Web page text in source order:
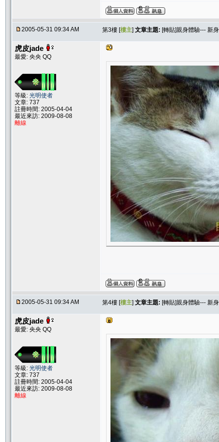
2005-05-31 09:34 AM 第3樓 [樓主] 文章主題: [轉貼]親身體驗--- 新
虎皮jade
最愛: 央央 QQ
等級: 光明使者
文章: 737
註冊時間: 2005-04-04
最近來訪: 2009-08-08
離線
2005-05-31 09:34 AM 第4樓 [樓主] 文章主題: [轉貼]親身體驗--- 新
虎皮jade
最愛: 央央 QQ
等級: 光明使者
文章: 737
註冊時間: 2005-04-04
最近來訪: 2009-08-08
離線